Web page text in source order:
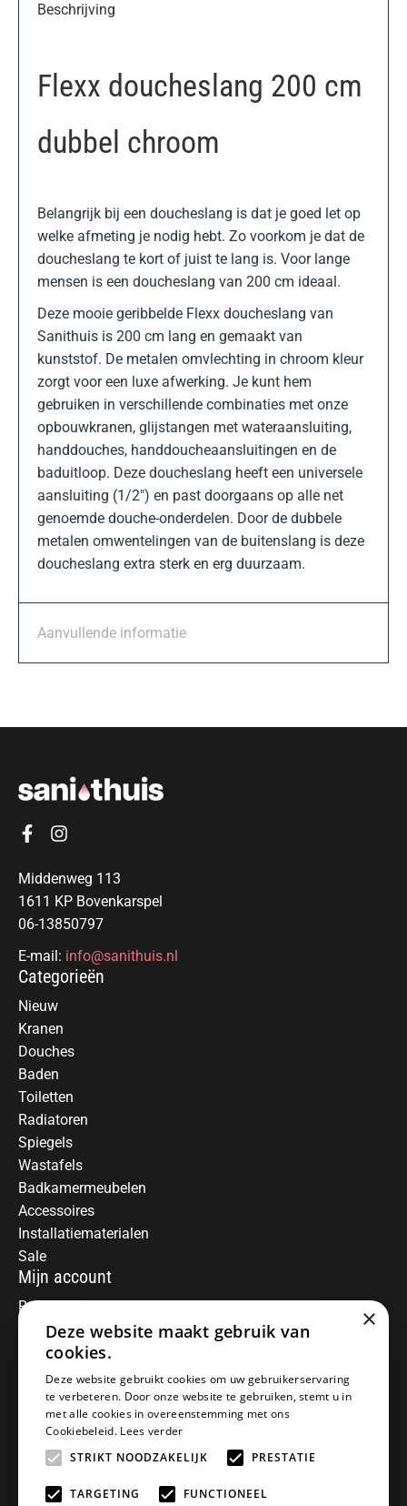
Beschrijving
Flexx doucheslang 200 cm
dubbel chroom
Belangrijk bij een doucheslang is dat je goed let op
welke afmeting je nodig hebt. Zo voorkom je dat de
doucheslang te kort of juist te lang is. Voor lange
mensen is een doucheslang van 200 cm ideaal.
Deze mooie geribbelde Flexx doucheslang van
Sanithuis is 200 cm lang en gemaakt van
kunststof. De metalen omvlechting in chroom kleur
zorgt voor een luxe afwerking. Je kunt hem
gebruiken in verschillende combinaties met onze
opbouwkranen, glijstangen met wateraansluiting,
handdouches, handdoucheaansluitingen en de
baduitloop. Deze doucheslang heeft een universele
aansluiting (1/2″) en past doorgaans op alle net
genoemde douche-onderdelen. Door de dubbele
metalen omwentelingen van de buitenslang is deze
doucheslang extra sterk en erg duurzaam.
Aanvullende informatie
Middenweg 113
1611 KP Bovenkarspel
06-13850797
E-mail: info@sanithuis.nl
Categorieën
Nieuw
Kranen
Douches
Baden
Toiletten
Radiatoren
Spiegels
Wastafels
Badkamermeubelen
Accessoires
Installatiematerialen
Sale
Mijn account
Registreren
Mijn bestellingen
Informatie
Over ons
Algemene voorwaarden
Disclaimer
Privacy Policy
Betaalmethoden
Retourneren
×
Deze website maakt gebruik van
cookies.
Deze website gebruikt cookies om uw gebruikerservaring
te verbeteren. Door onze website te gebruiken, stemt u in
met alle cookies in overeenstemming met ons
Cookiebeleid. Lees verder
STRIKT NOODZAKELIJK
PRESTATIE
TARGETING FUNCTIONEEL